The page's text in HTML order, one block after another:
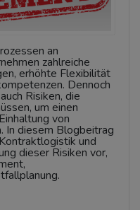
an
zahlreiche
erhöhte Flexibilität
Dennoch
Risiken, die
um einen
von
In diesem Blogbeitrag
und
dieser Risiken vor,